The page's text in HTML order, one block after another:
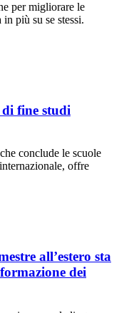
per migliorare le
più su se stessi.
fine studi
conclude le scuole
offre
all’estero sta
dei